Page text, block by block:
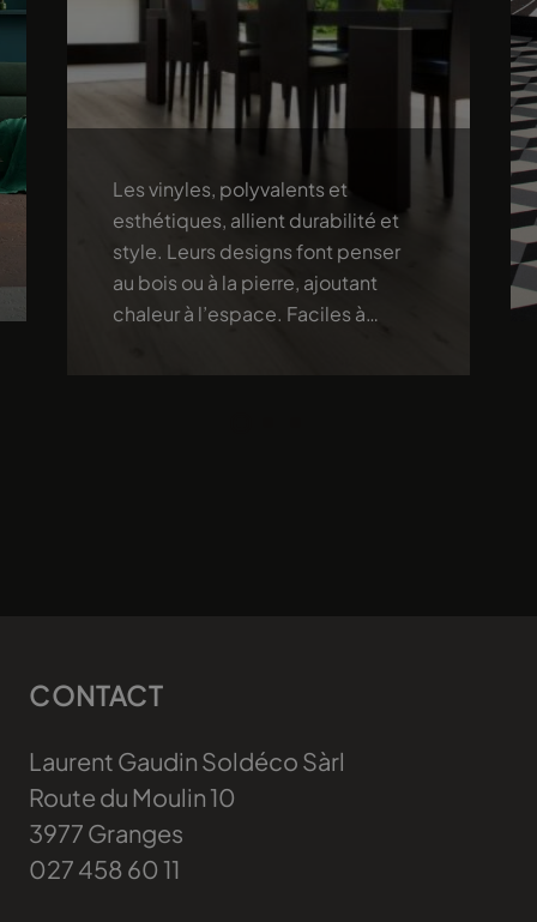
Les vinyles, polyvalents et
esthétiques, allient durabilité et
style. Leurs designs font penser
au bois ou à la pierre, ajoutant
chaleur à l’espace. Faciles à
CONTACT
Laurent Gaudin Soldéco Sàrl
Route du Moulin 10
3977 Granges
027 458 60 11